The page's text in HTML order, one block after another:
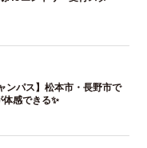
ンパス】松本市・長野市で
感できる✨